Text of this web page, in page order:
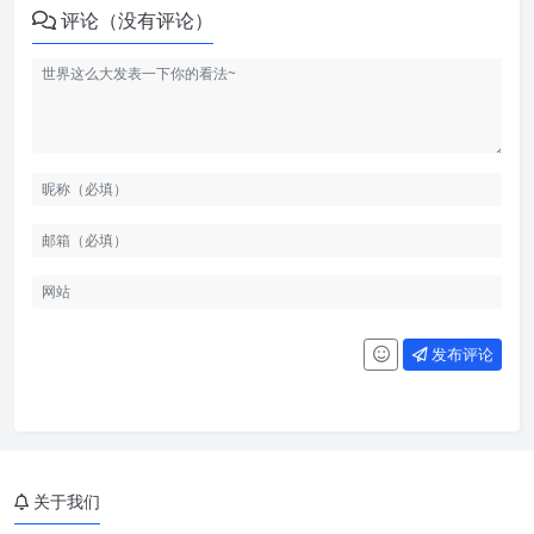
评论（没有评论）
发布评论
关于我们